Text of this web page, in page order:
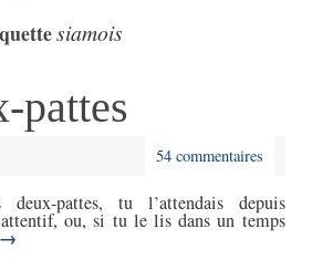
siamois
pattes
54 commentaires
pattes, tu l’attendais depuis
ou, si tu le lis dans un temps
→